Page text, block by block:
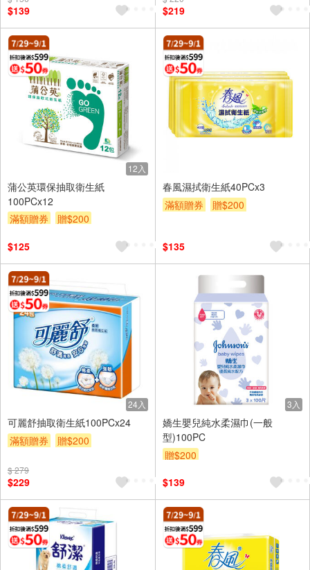
$139 $219
12入
蒲公英環保抽取衛生紙
100PCx12
滿額贈券
贈$200
$125
春風濕拭衛生紙40PCx3
滿額贈券
贈$200
$135
24入
可麗舒抽取衛生紙100PCx24
滿額贈券
贈$200
$ 279
$229
3入
嬌生嬰兒純水柔濕巾(一般
型)100PC
贈$200
$139